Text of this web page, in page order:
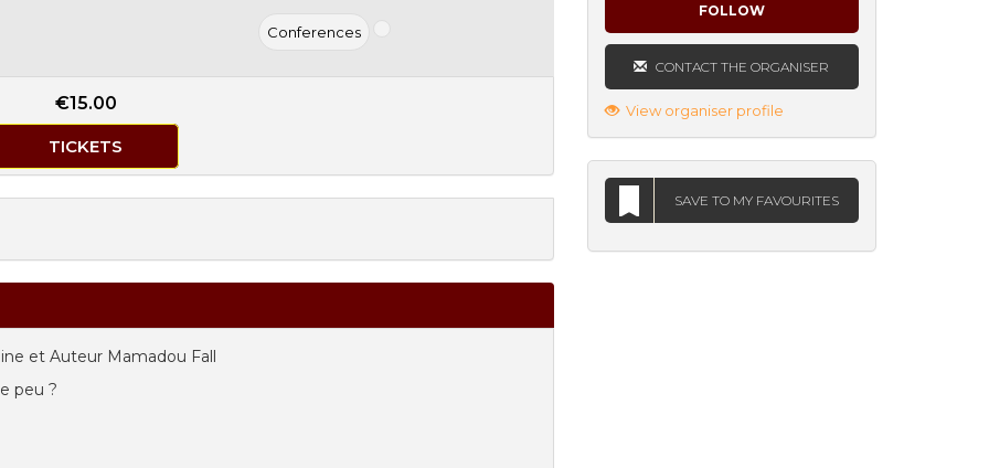
Conferences
€15.00
TICKETS
et Auteur Mamadou Fall
peu ?
FOLLOW
CONTACT THE ORGANISER
View organiser profile
SAVE TO MY FAVOURITES